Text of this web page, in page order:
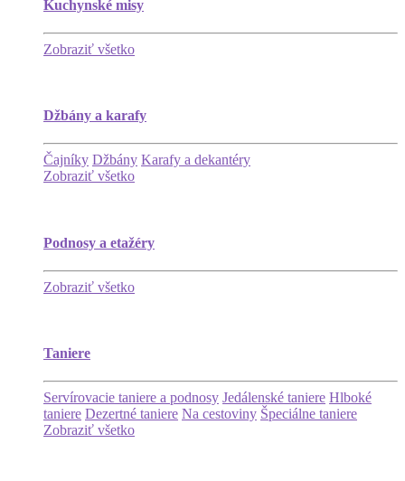
Kuchynské misy
Zobraziť všetko
Džbány a karafy
Čajníky Džbány Karafy a dekantéry
Zobraziť všetko
Podnosy a etažéry
Zobraziť všetko
Taniere
Servírovacie taniere a podnosy Jedálenské taniere Hlboké
taniere Dezertné taniere Na cestoviny Špeciálne taniere
Zobraziť všetko